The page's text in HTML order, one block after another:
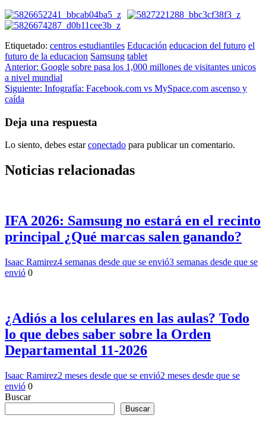
Etiquetado: centros estudiantiles Educación educacion del futuro el
futuro de la educacion Samsung tablet
Navegación
de
entradas
Anterior: Google sobre pasa los 1,000 millones de visitantes unicos
a nivel mundial
Siguiente: Infografía: Facebook.com vs MySpace.com ascenso y
caída
Deja una respuesta
Lo siento, debes estarconectado para publicar un comentario.
Noticias relacionadas
IFA 2026: Samsung no estará en el recinto
principal ¿Qué marcas salen ganando?
Isaac Ramirez4 semanas desde que se envió3 semanas desde que se
envió 0
¿Adiós a los celulares en las aulas? Todo
lo que debes saber sobre la Orden
Departamental 11-2026
Isaac Ramirez2 meses desde que se envió2 meses desde que se
envió 0
Buscar
Buscar